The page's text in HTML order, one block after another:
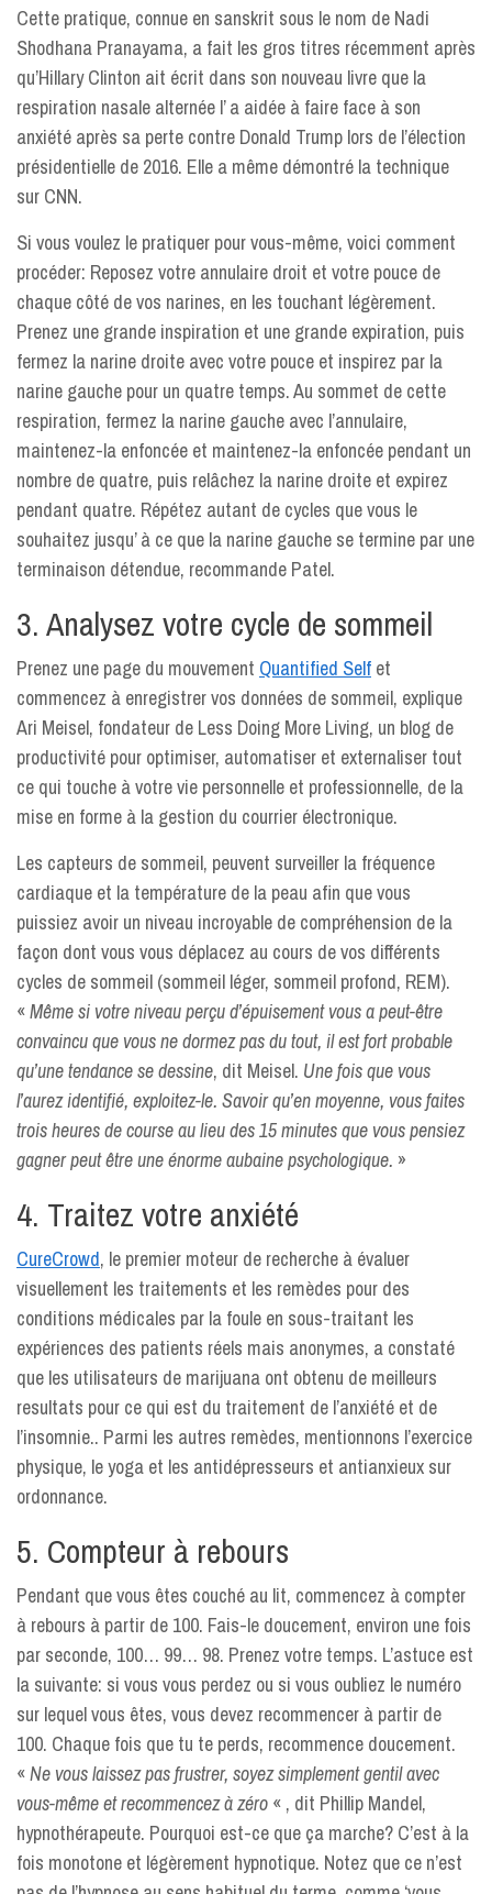
Cette pratique, connue en sanskrit sous le nom de Nadi
Shodhana Pranayama, a fait les gros titres récemment après
qu’Hillary Clinton ait écrit dans son nouveau livre que la
respiration nasale alternée l’ a aidée à faire face à son
anxiété après sa perte contre Donald Trump lors de l’élection
présidentielle de 2016. Elle a même démontré la technique
sur CNN.
Si vous voulez le pratiquer pour vous-même, voici comment
procéder: Reposez votre annulaire droit et votre pouce de
chaque côté de vos narines, en les touchant légèrement.
Prenez une grande inspiration et une grande expiration, puis
fermez la narine droite avec votre pouce et inspirez par la
narine gauche pour un quatre temps. Au sommet de cette
respiration, fermez la narine gauche avec l’annulaire,
maintenez-la enfoncée et maintenez-la enfoncée pendant un
nombre de quatre, puis relâchez la narine droite et expirez
pendant quatre. Répétez autant de cycles que vous le
souhaitez jusqu’ à ce que la narine gauche se termine par une
terminaison détendue, recommande Patel.
3. Analysez votre cycle de sommeil
Prenez une page du mouvement Quantified Self et
commencez à enregistrer vos données de sommeil, explique
Ari Meisel, fondateur de Less Doing More Living, un blog de
productivité pour optimiser, automatiser et externaliser tout
ce qui touche à votre vie personnelle et professionnelle, de la
mise en forme à la gestion du courrier électronique.
Les capteurs de sommeil, peuvent surveiller la fréquence
cardiaque et la température de la peau afin que vous
puissiez avoir un niveau incroyable de compréhension de la
façon dont vous vous déplacez au cours de vos différents
cycles de sommeil (sommeil léger, sommeil profond, REM).
«Même si votre niveau perçu d’épuisement vous a peut-être
convaincu que vous ne dormez pas du tout, il est fort probable
qu’une tendance se dessine, dit Meisel. Une fois que vous
l’aurez identifié, exploitez-le. Savoir qu’en moyenne, vous faites
trois heures de course au lieu des 15 minutes que vous pensiez
gagner peut être une énorme aubaine psychologique. »
4. Traitez votre anxiété
CureCrowd, le premier moteur de recherche à évaluer
visuellement les traitements et les remèdes pour des
conditions médicales par la foule en sous-traitant les
expériences des patients réels mais anonymes, a constaté
que les utilisateurs de marijuana ont obtenu de meilleurs
resultats pour ce qui est du traitement de l’anxiété et de
l’insomnie.. Parmi les autres remèdes, mentionnons l’exercice
physique, le yoga et les antidépresseurs et antianxieux sur
ordonnance.
5. Compteur à rebours
Pendant que vous êtes couché au lit, commencez à compter
à rebours à partir de 100. Fais-le doucement, environ une fois
par seconde, 100… 99… 98. Prenez votre temps. L’astuce est
la suivante: si vous vous perdez ou si vous oubliez le numéro
sur lequel vous êtes, vous devez recommencer à partir de
100. Chaque fois que tu te perds, recommence doucement.
«Ne vous laissez pas frustrer, soyez simplement gentil avec
vous-même et recommencez à zéro « , dit Phillip Mandel,
hypnothérapeute. Pourquoi est-ce que ça marche? C’est à la
fois monotone et légèrement hypnotique. Notez que ce n’est